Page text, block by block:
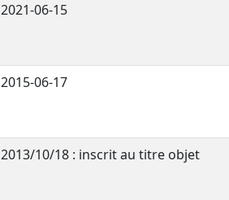
2021-06-15
2015-06-17
2013/10/18 : inscrit au titre objet